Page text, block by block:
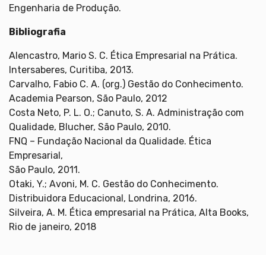
Engenharia de Produção.
Bibliografia
Alencastro, Mario S. C. Ética Empresarial na Prática.
Intersaberes, Curitiba, 2013.
Carvalho, Fabio C. A. (org.) Gestão do Conhecimento.
Academia Pearson, São Paulo, 2012
Costa Neto, P. L. O.; Canuto, S. A. Administração com
Qualidade, Blucher, São Paulo, 2010.
FNQ – Fundação Nacional da Qualidade. Ética
Empresarial,
São Paulo, 2011.
Otaki, Y.; Avoni, M. C. Gestão do Conhecimento.
Distribuidora Educacional, Londrina, 2016.
Silveira, A. M. Ética empresarial na Prática, Alta Books,
Rio de janeiro, 2018